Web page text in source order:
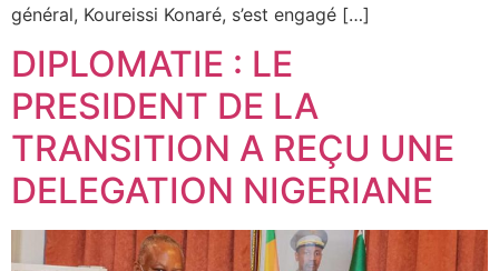
général, Koureissi Konaré, s’est engagé […]
DIPLOMATIE : LE
PRESIDENT DE LA
TRANSITION A REÇU UNE
DELEGATION NIGERIANE